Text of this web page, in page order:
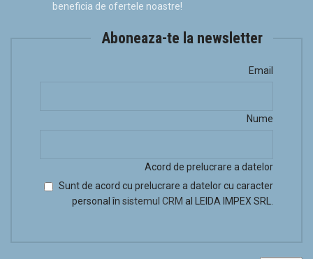
beneficia de ofertele noastre!
Aboneaza-te la newsletter
Email
Nume
Acord de prelucrare a datelor
Sunt de acord cu prelucrare a datelor cu caracter
personal în sistemul CRM al LEIDA IMPEX SRL.